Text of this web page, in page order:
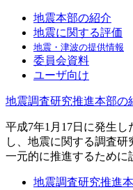
地震本部の紹介
地震に関する評価
地震・津波の提供情報
委員会資料
ユーザ向け
地震調査研究推進本部の
平成7年1月17日に発生
し、地震に関する調査
一元的に推進するために
地震調査研究推進